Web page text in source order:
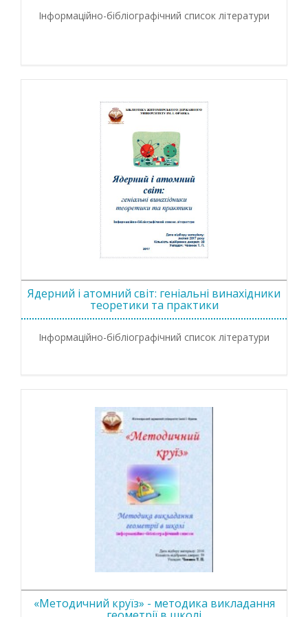
Інформаційно-бібліографічний список літератури
Ядерний і атомний світ: геніальні винахідники
теоретики та практики
Інформаційно-бібліографічний список літератури
«Методичний круїз» - методика викладання